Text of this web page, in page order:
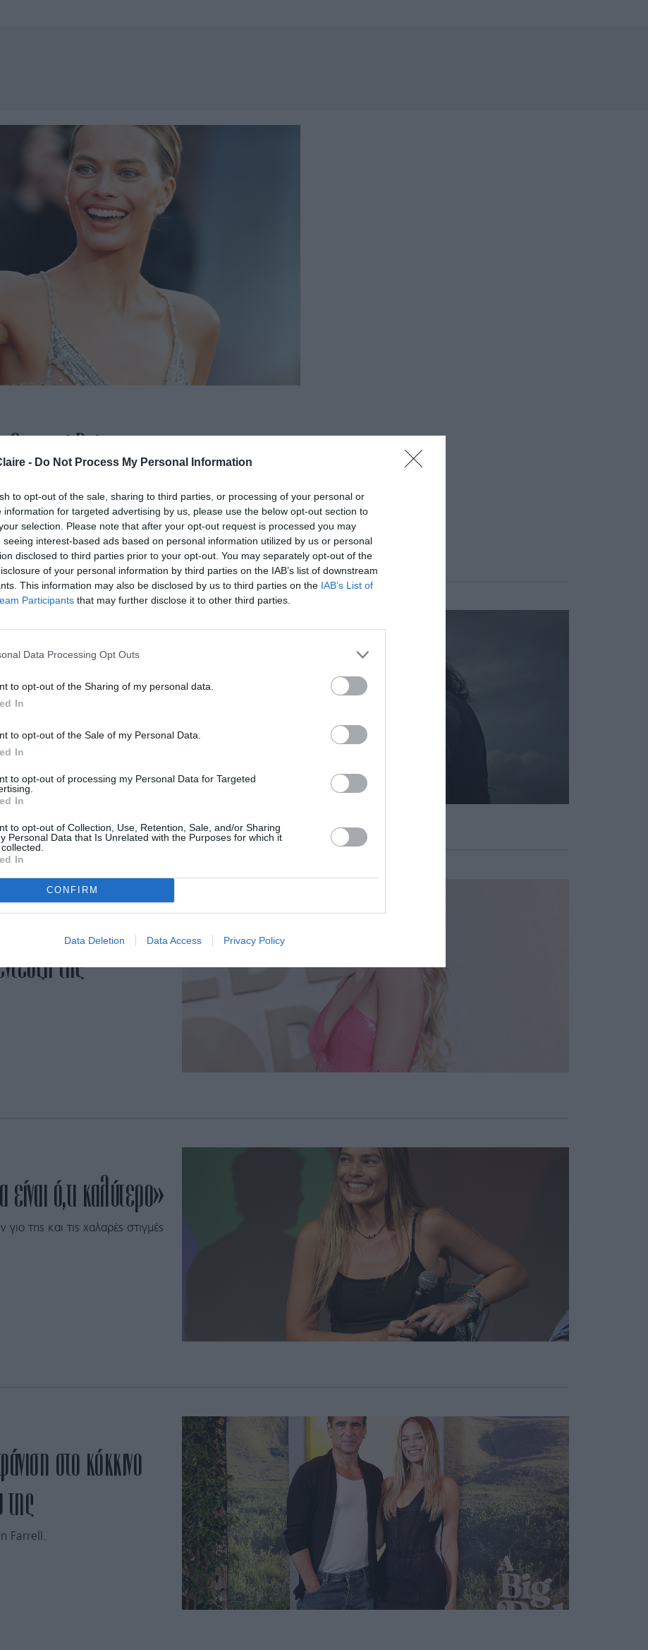
- Do Not Process My Personal Information
to opt-out of the sale, sharing to third parties, or processing of your personal or
information for targeted advertising by us, please use the below opt-out section to
selection. Please note that after your opt-out request is processed you may
seeing interest-based ads based on personal information utilized by us or personal
disclosed to third parties prior to your opt-out. You may separately opt-out of the
of your personal information by third parties on the IAB’s list of downstream
This information may also be disclosed by us to third parties on the IAB’s List of
Participants that may further disclose it to other third parties.
Data Processing Opt Outs
to opt-out of the Sharing of my personal data.
In
to opt-out of the Sale of my Personal Data.
In
to opt-out of processing my Personal Data for Targeted
In
to opt-out of Collection, Use, Retention, Sale, and/or Sharing
Personal Data that Is Unrelated with the Purposes for which it
In
CONFIRM
Data Deletion Data Access Privacy Policy
Privé φόρεμα στην πρεμιέρα
Robbie στα
επιστρέφει στη μεγάλη
όταν το κλάμα
της
ό,τι καλύτερο»
της και τις χαλαρές στιγμές
στο κόκκινο
Farrell.